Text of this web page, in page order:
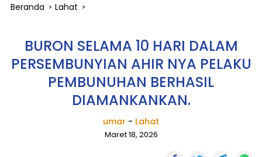
Beranda Lahat
BURON SELAMA 10 HARI DALAM
PERSEMBUNYIAN AHIR NYA PELAKU
PEMBUNUHAN BERHASIL
DIAMANKANKAN.
umar - Lahat
Maret 18, 2026